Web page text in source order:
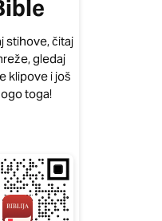
stihove, čitaj
gledaj
klipove i još
toga!